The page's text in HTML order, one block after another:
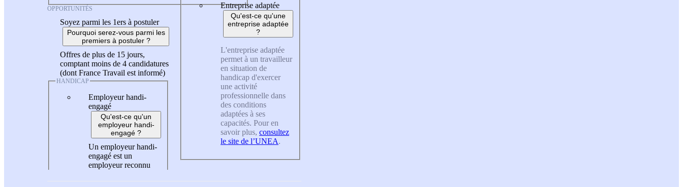
OPPORTUNITÉS
Soyez parmi les 1ers à postuler
Pourquoi serez-vous parmi les
premiers à postuler ?
Offres de plus de 15 jours,
comptant moins de 4 candidatures
(dont France Travail est informé)
HANDICAP
Employeur handi-
engagé
Qu'est-ce qu'un
employeur handi-
engagé ?
Un employeur handi-
engagé est un
employeur reconnu
Entreprise adaptée
Qu'est-ce qu'une
entreprise adaptée
?
L'entreprise adaptée
permet à un travailleur
en situation de
handicap d'exercer
une activité
professionnelle dans
des conditions
adaptées à ses
capacités. Pour en
savoir plus, consultez
le site de l’UNEA.